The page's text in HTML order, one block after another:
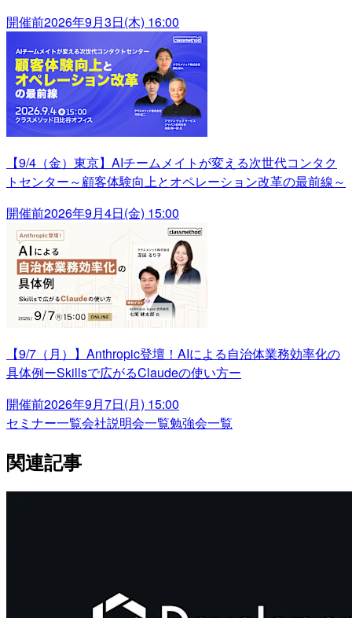
開催前2026年9月3日(木) 16:00
【9/4（金）東京】AIチームメイトが変える次世代コンタク
トセンター～顧客体験向上とオペレーション改革の最前線～
開催前2026年9月4日(金) 15:00
【9/7（月）】Anthropic登壇！AIによる自治体業務効率化の
具体例ーSkillsで広がるClaudeの使い方ー
開催前2026年9月7日(月) 15:00
セミナー一覧会社説明会一覧勉強会一覧
関連記事